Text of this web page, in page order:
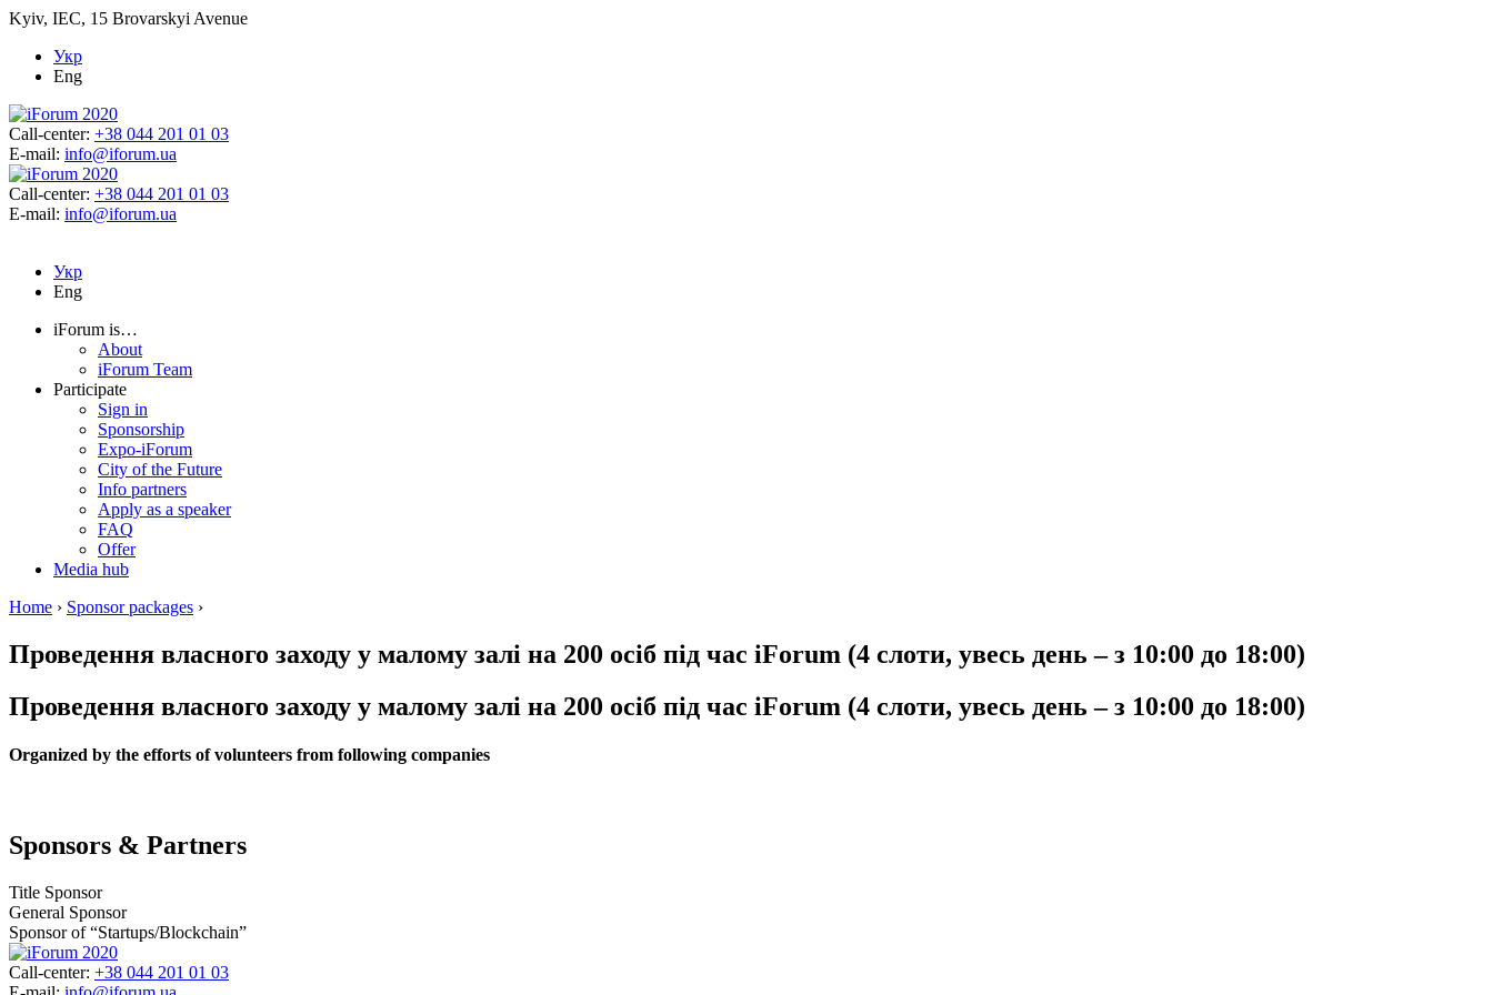
Kyiv, IEC, 15 Brovarskyi Avenue
Укр
Eng
Call-center: +38 044 201 01 03
E-mail: info@iforum.ua
Call-center: +38 044 201 01 03
E-mail: info@iforum.ua
Укр
Eng
iForum is…
About
iForum Team
Participate
Sign in
Sponsorship
Expo-iForum
City of the Future
Info partners
Apply as a speaker
FAQ
Offer
Media hub
Home › Sponsor packages ›
Проведення власного заходу у малому залі на 200 осіб під час iForum (4 слоти, увесь день – з 10:00 до 18:00)
Проведення власного заходу у малому залі на 200 осіб під час iForum (4 слоти, увесь день – з 10:00 до 18:00)
Organized by the efforts of volunteers from following companies
Sponsors & Partners
Title Sponsor
General Sponsor
Sponsor of “Startups/Blockchain”
Call-center: +38 044 201 01 03